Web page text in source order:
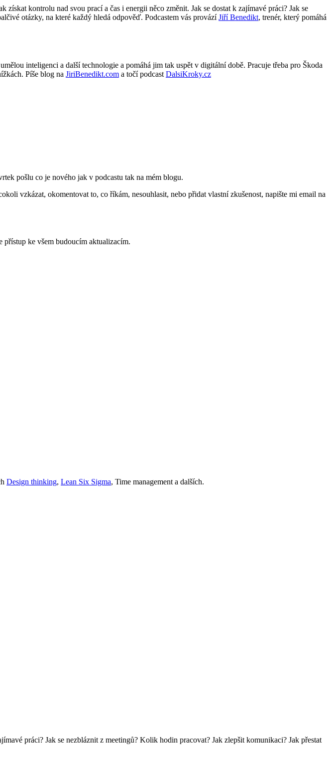
kontrolu nad svou prací a čas i energii něco změnit. Jak se dostat k zajímavé práci? Jak se
otázky, na které každý hledá odpověď. Podcastem vás provázíJiří Benedikt, trenér, který pomáhá
inteligenci a další technologie a pomáhá jim tak uspět v digitální době. Pracuje třeba pro Škoda
Píše blog na JiriBenedikt.com a točí podcast DalsiKroky.cz
pošlu co je nového jak v podcastu tak na mém blogu.
vzkázat, okomentovat to, co říkám, nesouhlasit, nebo přidat vlastní zkušenost, napište mi email na
ke všem budoucím aktualizacím.
Design thinking, Lean Six Sigma, Time management a dalších.
práci? Jak se nezbláznit z meetingů? Kolik hodin pracovat? Jak zlepšit komunikaci? Jak přestat